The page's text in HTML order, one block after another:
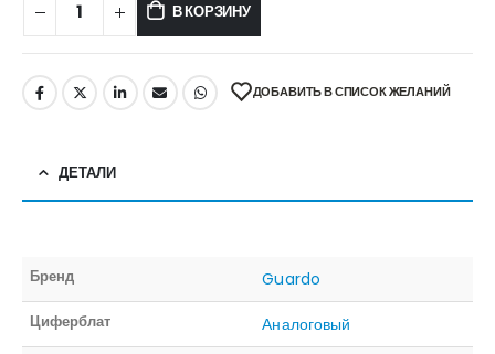
В КОРЗИНУ
ДОБАВИТЬ В СПИСОК ЖЕЛАНИЙ
ДЕТАЛИ
Бренд Guardo
Циферблат Аналоговый